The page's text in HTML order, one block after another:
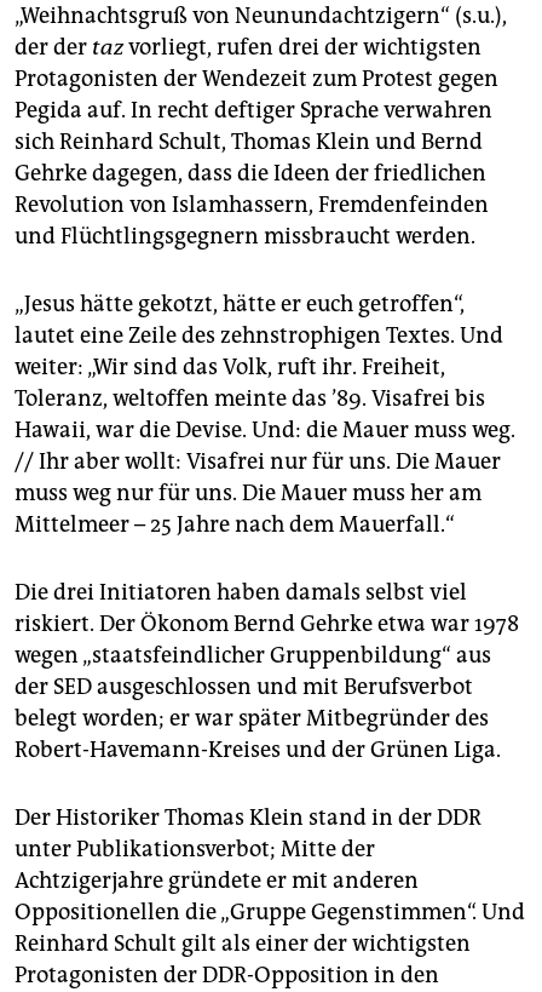
„Weihnachtsgruß von Neunundachtzigern“ (s.u.),
der der tazvorliegt, rufen drei der wichtigsten
Protagonisten der Wendezeit zum Protest gegen
Pegida auf. In recht deftiger Sprache verwahren
sich Reinhard Schult, Thomas Klein und Bernd
Gehrke dagegen, dass die Ideen der friedlichen
Revolution von Islamhassern, Fremdenfeinden
und Flüchtlingsgegnern missbraucht werden.
„Jesus hätte gekotzt, hätte er euch getroffen“,
lautet eine Zeile des zehnstrophigen Textes. Und
weiter: „Wir sind das Volk, ruft ihr. Freiheit,
Toleranz, weltoffen meinte das ’89. Visafrei bis
Hawaii, war die Devise. Und: die Mauer muss weg.
// Ihr aber wollt: Visafrei nur für uns. Die Mauer
muss weg nur für uns. Die Mauer muss her am
Mittelmeer – 25 Jahre nach dem Mauerfall.“
Die drei Initiatoren haben damals selbst viel
riskiert. Der Ökonom Bernd Gehrke etwa war 1978
wegen „staatsfeindlicher Gruppenbildung“ aus
der SED ausgeschlossen und mit Berufsverbot
belegt worden; er war später Mitbegründer des
Robert-Havemann-Kreises und der Grünen Liga.
Der Historiker Thomas Klein stand in der DDR
unter Publikationsverbot; Mitte der
Achtzigerjahre gründete er mit anderen
Oppositionellen die „Gruppe Gegenstimmen“. Und
Reinhard Schult gilt als einer der wichtigsten
Protagonisten der DDR-Opposition in den